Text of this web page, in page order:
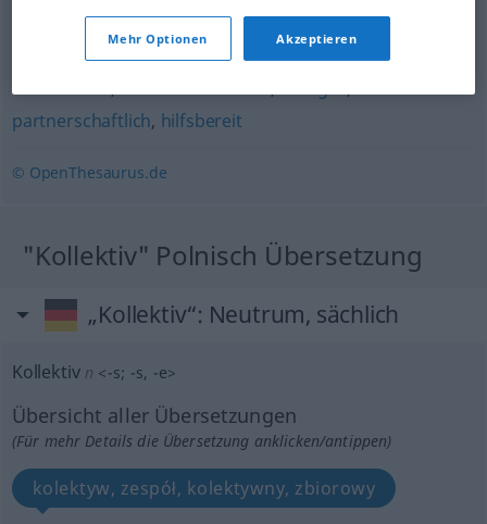
einträchtig,einvernehmlich einmütig,geschlossen
kooperativ,solidarisch,gleichgesinnt,vereint,
miteinander
partnerschaftlich, hilfsbereit
© OpenThesaurus.de
"Kollektiv" Polnisch Übersetzung
„Kollektiv“: Neutrum, sächlich
Kollektivn <-s; -s, -e>
Übersicht aller Übersetzungen
(Für mehr Details die Übersetzung anklicken/antippen)
kolektyw, zespół, kolektywny, zbiorowy
Mehr Optionen Akzeptieren